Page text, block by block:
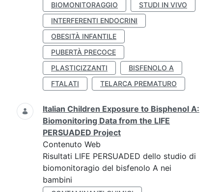
BIOMONITORAGGIO
STUDI IN VIVO
INTERFERENTI ENDOCRINI
OBESITÀ INFANTILE
PUBERTÀ PRECOCE
PLASTICIZZANTI
BISFENOLO A
FTALATI
TELARCA PREMATURO
Italian Children Exposure to Bisphenol A:
Biomonitoring Data from the LIFE
PERSUADED Project
Contenuto Web
Risultati LIFE PERSUADED dello studio di
biomonitoragio del bisfenolo A nei
bambini